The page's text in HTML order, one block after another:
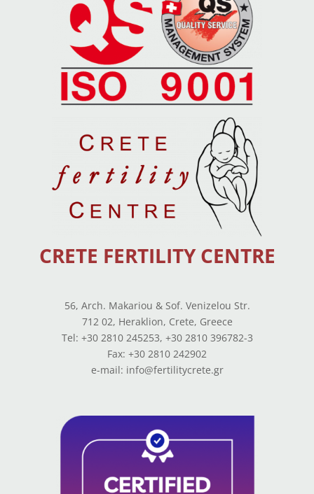
CRETE FERTILITY CENTRE
56, Arch. Makariou & Sof. Venizelou Str.
712 02, Heraklion, Crete, Greece
Tel: +30 2810 245253, +30 2810 396782-3
Fax: +30 2810 242902
e-mail: info@fertilitycrete.gr